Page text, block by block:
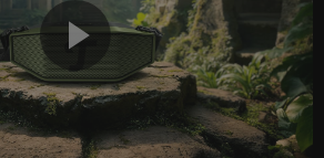
Play